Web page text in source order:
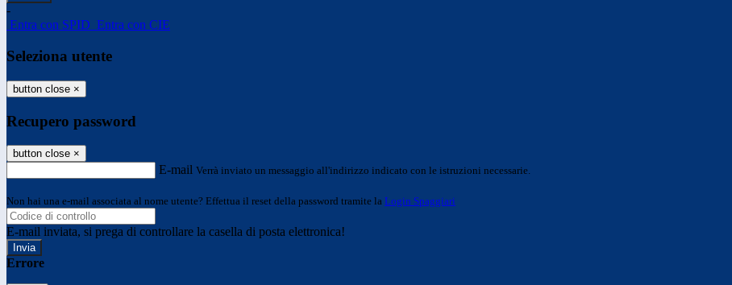
-
Entra con SPID Entra con CIE
Seleziona utente
button close ×
Recupero password
button close ×
E-mail Verrà inviato un messaggio all'indirizzo indicato con le istruzioni necessarie.
Non hai una e-mail associata al nome utente? Effettua il reset della password tramite la Login Spaggiari
E-mail inviata, si prega di controllare la casella di posta elettronica!
Errore